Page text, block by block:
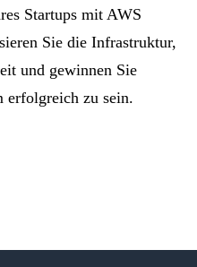
Startups mit AWS
Sie die Infrastruktur,
und gewinnen Sie
erfolgreich zu sein.